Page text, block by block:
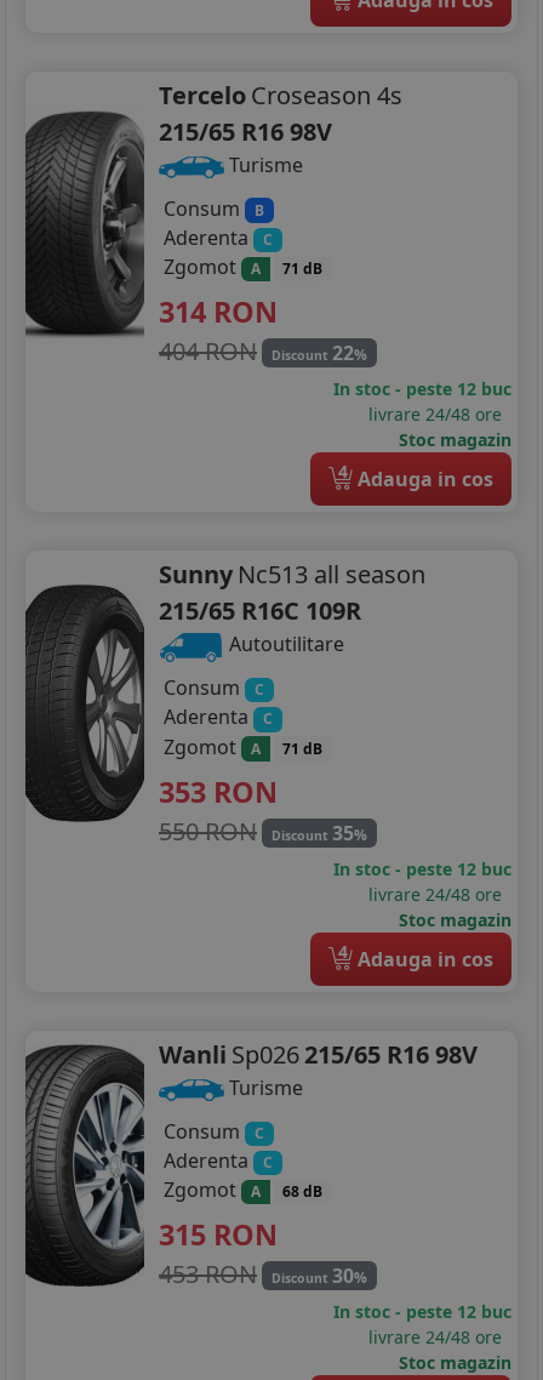
TerceloCroseason 4s
215/65 R16 98V
Turisme
Consum
B
Aderenta C
Zgomot A 71 dB
314 RON
404 RON Discount 22%
In stoc - peste 12 buc
livrare 24/48 ore
Stoc magazin
4 Adauga in cos
Sunny Nc513 all season
215/65 R16C 109R
Autoutilitare
Consum
C
Aderenta C
Zgomot A 71 dB
353 RON
550 RON Discount 35%
In stoc - peste 12 buc
livrare 24/48 ore
Stoc magazin
4 Adauga in cos
Wanli Sp026215/65 R16 98V
Turisme
Consum
C
Aderenta C
Zgomot A 68 dB
315 RON
453 RON Discount 30%
In stoc - peste 12 buc
livrare 24/48 ore
Stoc magazin